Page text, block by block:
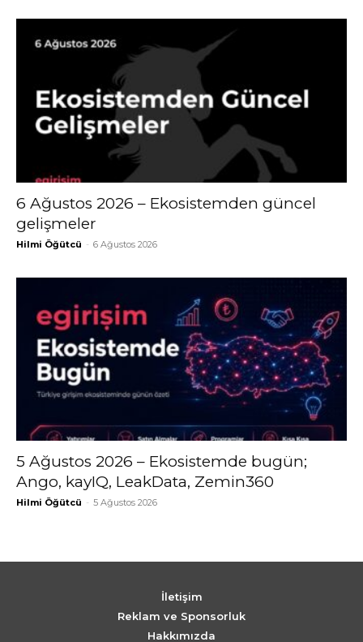
6 Ağustos 2026 – Ekosistemden güncel
gelişmeler
Hilmi Öğütcü - 6 Ağustos 2026
5 Ağustos 2026 – Ekosistemde bugün;
Ango, kayIQ, LeakData, Zemin360
Hilmi Öğütcü - 5 Ağustos 2026
İletişim
Reklam ve Sponsorluk
Hakkımızda